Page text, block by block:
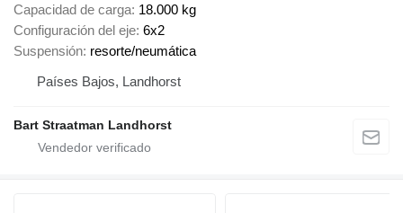
Capacidad de carga 18.000 kg
Configuración del eje 6x2
Suspensión resorte/neumática
Países Bajos, Landhorst
Bart Straatman Landhorst